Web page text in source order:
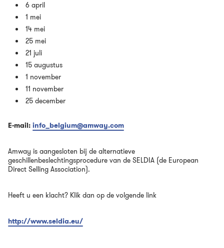
6 april
1 mei
14 mei
25 mei
21 juli
15 augustus
1 november
11 november
25 december
E-mail: info_belgium@amway.com
Amway is aangesloten bij de alternatieve
geschillenbeslechtingsprocedure van de SELDIA (de European
Direct Selling Association).
Heeft u een klacht? Klik dan op de volgende link
http://www.seldia.eu/